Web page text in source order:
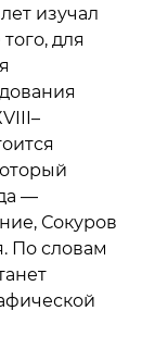
изучал
для
—
Сокуров
По словам